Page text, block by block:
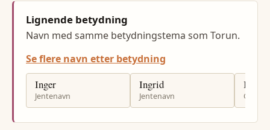
Lignende betydning
Navn med samme betydningstema som Torun.
Se flere navn etter betydning
Inger
Jentenavn
Ingrid
Jentenavn
Kjell